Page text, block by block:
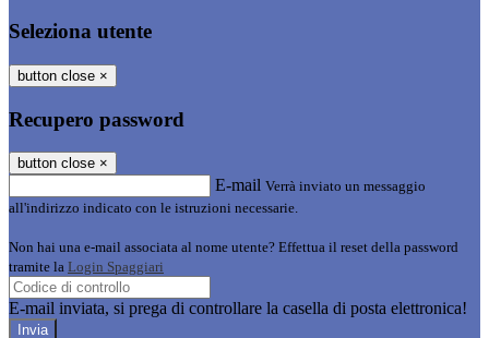
Seleziona utente
button close ×
Recupero password
button close ×
E-mail Verrà inviato un messaggio
all'indirizzo indicato con le istruzioni necessarie.
Non hai una e-mail associata al nome utente? Effettua il reset della password
tramite la Login Spaggiari
E-mail inviata, si prega di controllare la casella di posta elettronica!